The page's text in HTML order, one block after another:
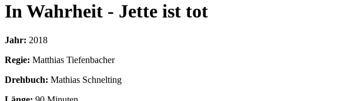
In Wahrheit - Jette ist tot
Jahr: 2018
Regie: Matthias Tiefenbacher
Drehbuch: Mathias Schnelting